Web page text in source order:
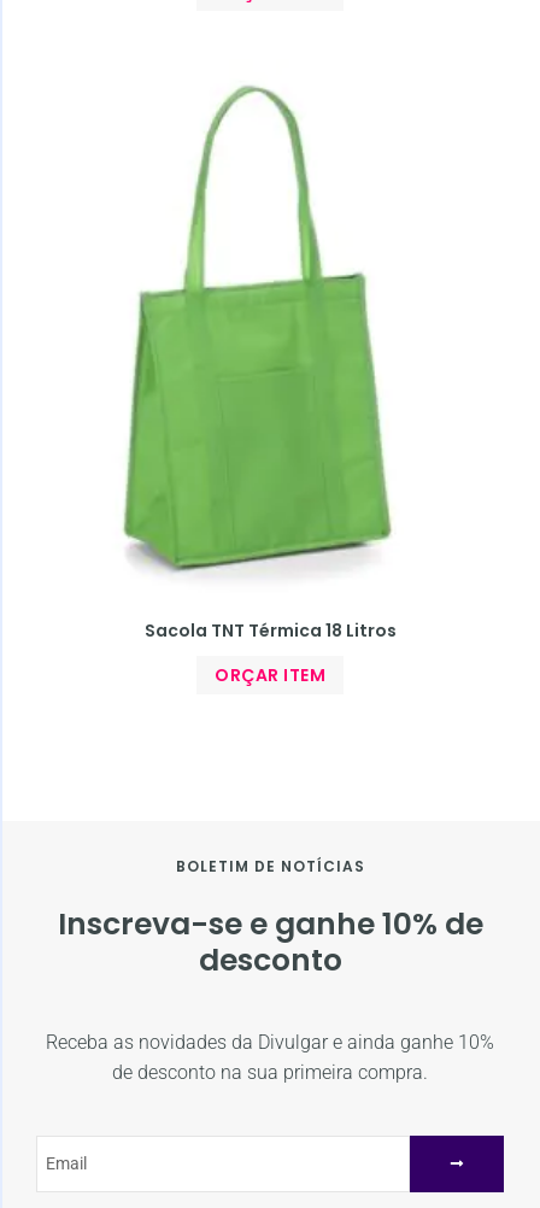
Sacola TNT Térmica 18 Litros
ORÇAR ITEM
BOLETIM DE NOTÍCIAS
Inscreva-se e ganhe 10% de
desconto
Receba as novidades da Divulgar e ainda ganhe 10%
de desconto na sua primeira compra.